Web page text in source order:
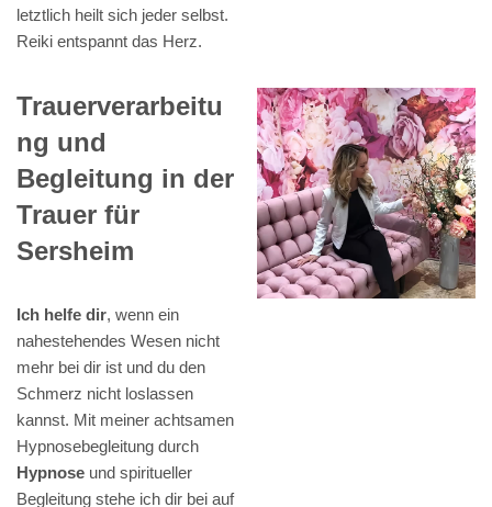
letztlich heilt sich jeder selbst.
Reiki entspannt das Herz.
Trauerverarbeitu
ng und
Begleitung in der
Trauer für
Sersheim
Ich helfe dir, wenn ein
nahestehendes Wesen nicht
mehr bei dir ist und du den
Schmerz nicht loslassen
kannst. Mit meiner achtsamen
Hypnosebegleitung durch
Hypnose und spiritueller
Begleitung stehe ich dir bei auf